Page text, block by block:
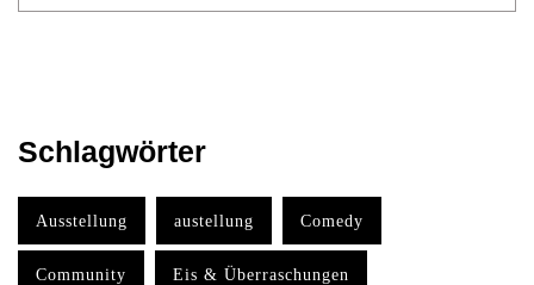
Kontakt
Schlagwörter
Ausstellung austellung Comedy
Community Eis & Überraschungen